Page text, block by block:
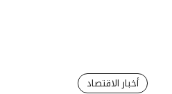
أخبار الاقتصاد